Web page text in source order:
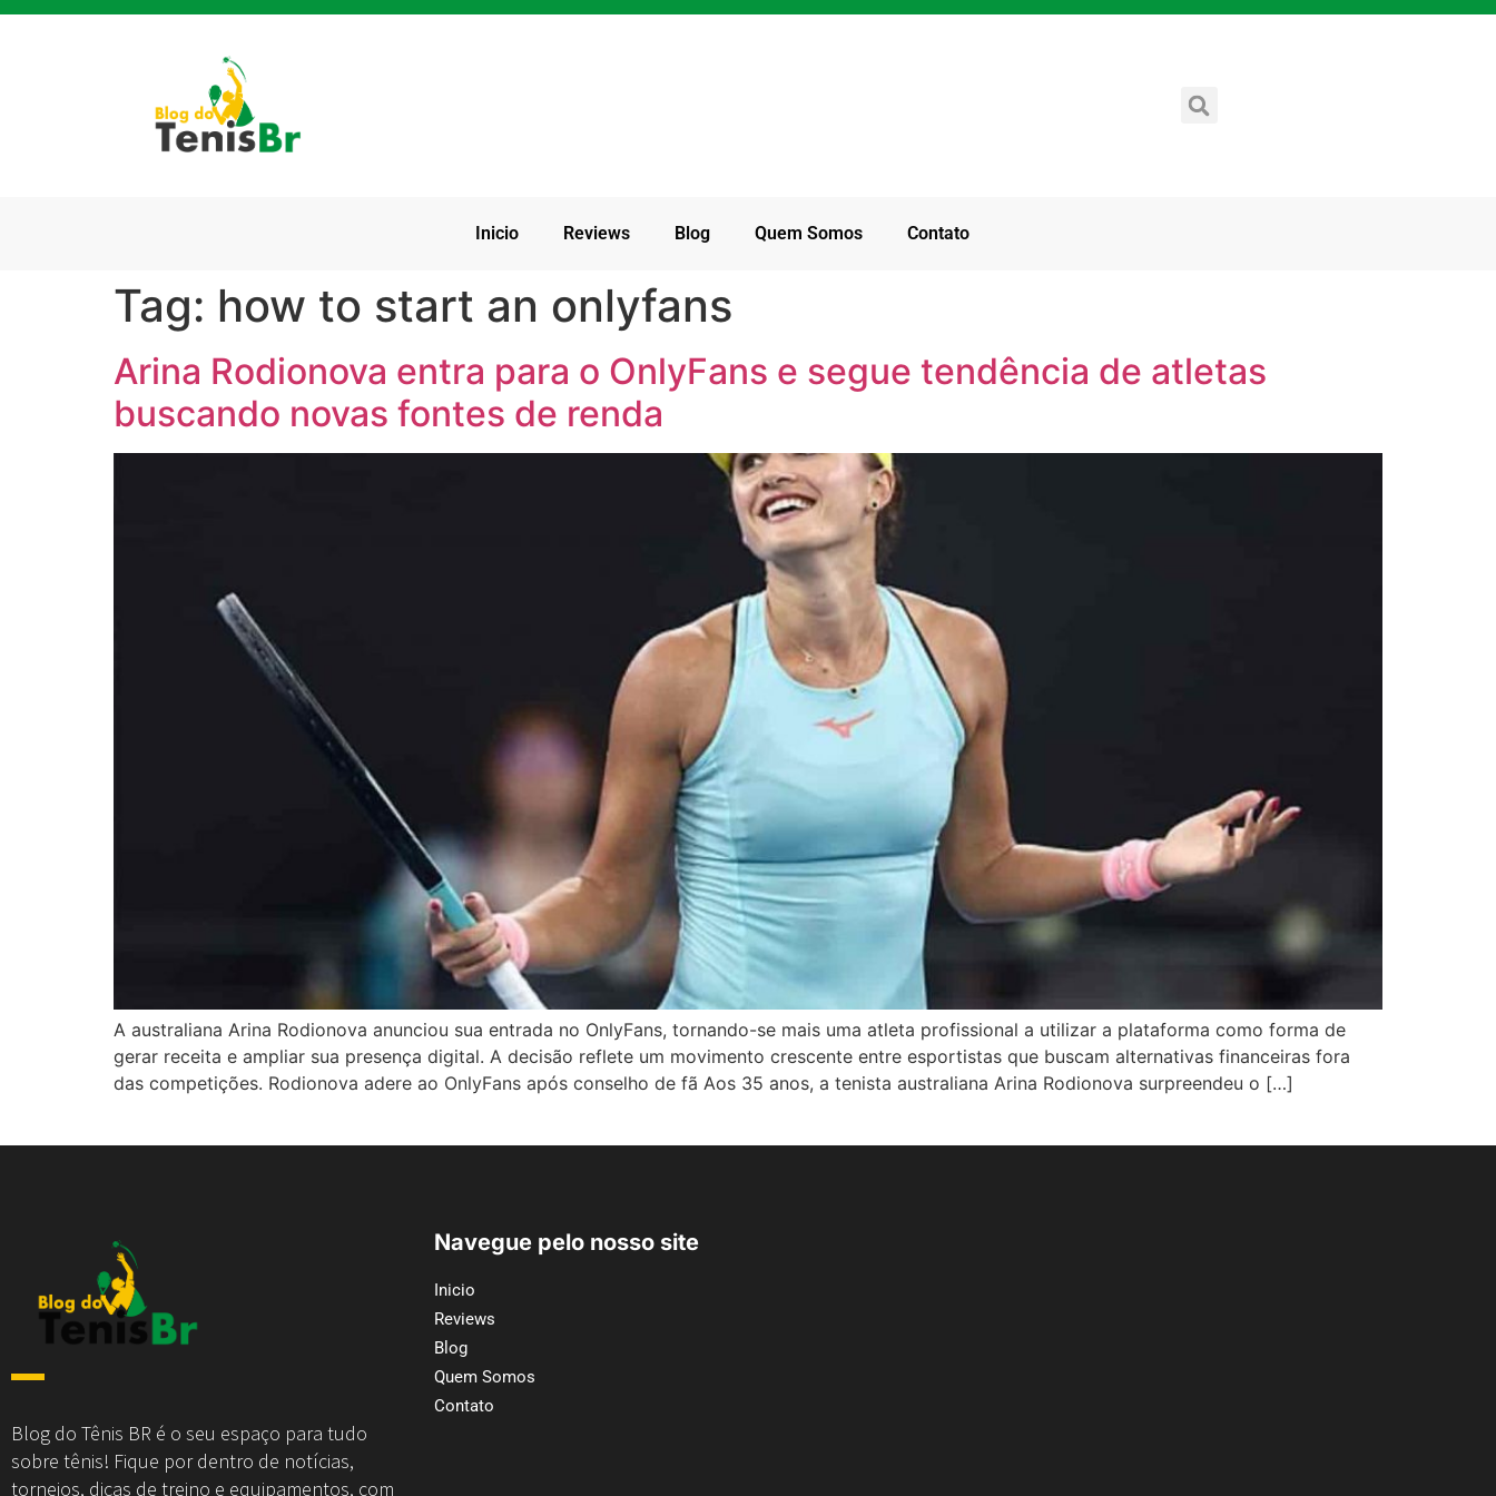
Inicio Reviews Blog Quem Somos Contato
Tag: how to start an onlyfans
Arina Rodionova entra para o OnlyFans e segue tendência de atletas
buscando novas fontes de renda
A australiana Arina Rodionova anunciou sua entrada no OnlyFans, tornando-se mais uma atleta profissional a utilizar a plataforma como forma de
gerar receita e ampliar sua presença digital. A decisão reflete um movimento crescente entre esportistas que buscam alternativas financeiras fora
das competições. Rodionova adere ao OnlyFans após conselho de fã Aos 35 anos, a tenista australiana Arina Rodionova surpreendeu o […]
Blog do Tênis BR é o seu espaço para tudo
sobre tênis! Fique por dentro de notícias,
torneios, dicas de treino e equipamentos, com
Navegue pelo nosso site
Inicio
Reviews
Blog
Quem Somos
Contato